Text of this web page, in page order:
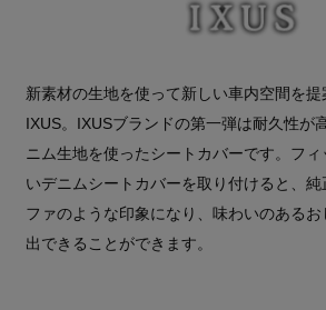
新素材の生地を使って新しい車内空間を提
IXUS。IXUSブランドの第一弾は耐久性が
ニム生地を使ったシートカバーです。フ
いデニムシートカバーを取り付けると、
ファのような印象になり、味わいのある
出できることができます。